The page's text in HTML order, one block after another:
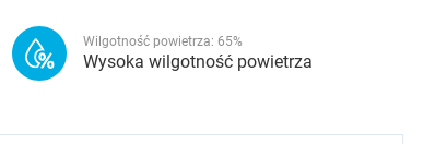
Wilgotność powietrza: 65%
Wysoka wilgotność powietrza